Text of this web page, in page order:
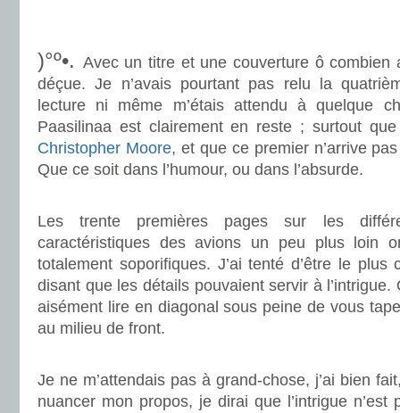
)°º•. Avec un titre et une couverture ô combien
déçue. Je n’avais pourtant pas relu la
lecture ni même m’étais attendu à quelque
Paasilinaa est clairement en reste ; surtout
Christopher Moore, et que ce premier n’arrive
Que ce soit dans l’humour, ou dans l’absurde.
Les trente premières pages sur les
caractéristiques des avions un peu plus loin
totalement soporifiques. J’ai tenté d’être le plus
disant que les détails pouvaient servir à
aisément lire en diagonal sous peine de vous
au milieu de front.
Je ne m’attendais pas à grand-chose, j’ai bien
nuancer mon propos, je dirai que l’intrigue n’est